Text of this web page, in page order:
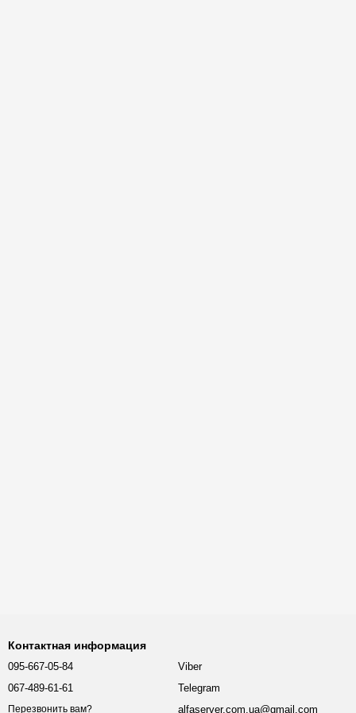
Контактная информация
095-667-05-84
067-489-61-61
Перезвонить вам?
Viber
Telegram
alfaserver.com.ua@gmail.com